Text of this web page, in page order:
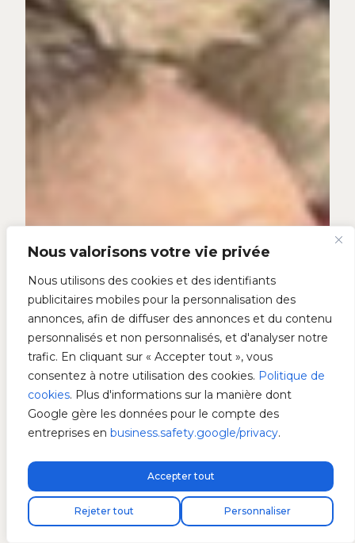
Nous valorisons votre vie privée
Nous utilisons des cookies et des identifiants
publicitaires mobiles pour la personnalisation des
annonces, afin de diffuser des annonces et du contenu
personnalisés et non personnalisés, et d'analyser notre
trafic. En cliquant sur « Accepter tout », vous
consentez à notre utilisation des cookies. Politique de
cookies. Plus d'informations sur la manière dont
Google gère les données pour le compte des
entreprises en business.safety.google/privacy.
Personnaliser
Rejeter tout
Accepter tout
Livraison express gratuite !
Trouvez votre installateur